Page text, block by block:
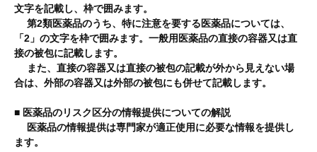
文字を記載し、枠で囲みます。
第2類医薬品のうち、特に注意を要する医薬品については、
「2」の文字を枠で囲みます。一般用医薬品の直接の容器又は直
接の被包に記載します。
また、直接の容器又は直接の被包の記載が外から見えない場
合は、外部の容器又は外部の被包にも併せて記載します。
■ 医薬品のリスク区分の情報提供についての解説
医薬品の情報提供は専門家が適正使用に必要な情報を提供し
ます。